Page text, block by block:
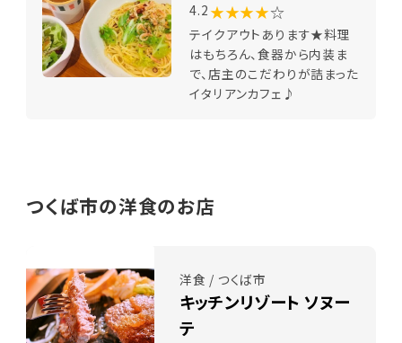
4.2 ★★★★☆
テイクアウトあります★料理
はもちろん、食器から内装ま
で、店主のこだわりが詰まった
イタリアンカフェ♪
つくば市の洋食のお店
洋食 / つくば市
キッチンリゾート ソヌー
テ